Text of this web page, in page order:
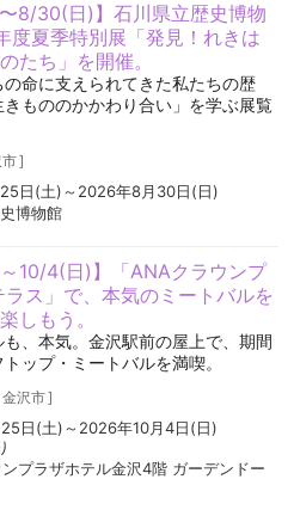
8/30(日)】石川県立歴史博物
度夏季特別展「発見！れきは
たち」を開催。
命に支えられてきた私たちの歴
きもののかかわり合い」を学ぶ展覧
]
日(土)～2026年8月30日(日)
博物館
10/4(日)】「ANAクラウンプ
ス」で、本気のミートバルを
しもう。
、本気。金沢駅前の屋上で、期間
ップ・ミートバルを満喫。
金沢市]
日(土)～2026年10月4日(日)
プラザホテル金沢4階 ガーデンドー